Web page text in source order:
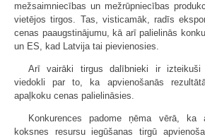
mežsaimniecības un mežrūpniecības
vietējos tirgos. Tas, visticamāk, radīs
cenas paaugstinājumu, kā arī palielinās
un ES, kad Latvija tai pievienosies.
Arī vairāki tirgus dalībnieki ir izteikuši
viedokli par to, ka apvienošanās
apaļkoku cenas palielināsies.
Konkurences padome ņēma vērā, ka
koksnes resursu iegūšanas tirgū